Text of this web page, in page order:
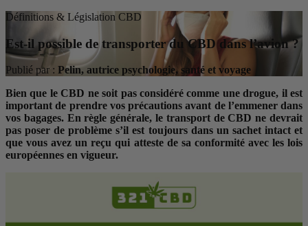
Définitions & Législation CBD
Est-il possible de transporter du CBD dans l’avion ?
Publié par : Pelin, autrice psychologie, santé et voyage
Bien que le CBD ne soit pas considéré comme une drogue, il est
important de prendre vos précautions avant de l’emmener dans
vos bagages. En règle générale, le transport de CBD ne devrait
pas poser de problème s’il est toujours dans un sachet intact et
que vous avez un reçu qui atteste de sa conformité avec les lois
européennes en vigueur.